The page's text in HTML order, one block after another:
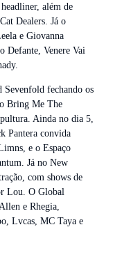
além de
Dealers. Já o
e Giovanna
Defante, Venere Vai
Sevenfold fechando os
Bring Me The
Ainda no dia 5,
Pantera convida
e o Espaço
Já no New
com shows de
Lou. O Global
e Rhegia,
Lvcas, MC Taya e